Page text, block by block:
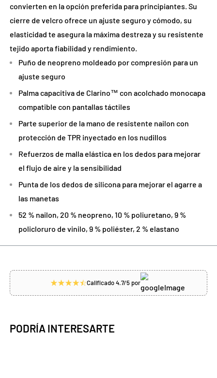
convierten en la opción preferida para principiantes. Su
cierre de velcro ofrece un ajuste seguro y cómodo, su
elasticidad te asegura la máxima destreza y su resistente
tejido aporta fiabilidad y rendimiento.
Puño de neopreno moldeado por compresión para un
ajuste seguro
Palma capacitiva de Clarino™ con acolchado monocapa
compatible con pantallas táctiles
Parte superior de la mano de resistente nailon con
protección de TPR inyectado en los nudillos
Refuerzos de malla elástica en los dedos para mejorar
el flujo de aire y la sensibilidad
Punta de los dedos de silicona para mejorar el agarre a
las manetas
52 % nailon, 20 % neopreno, 10 % poliuretano, 9 %
policloruro de vinilo, 9 % poliéster, 2 % elastano
Calificado 4.7/5 por
PODRÍA INTERESARTE